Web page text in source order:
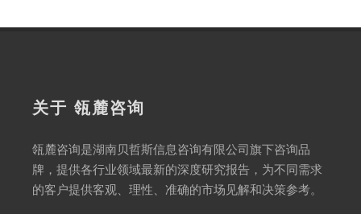
关于 瓴麓咨询
瓴麓咨询是湖南贝哲斯信息咨询有限公司旗下咨询品
牌，提供各行业领域最新的深度研究报告，为不同需求
的客户提供客观、理性、准确的市场见解和决策参考。